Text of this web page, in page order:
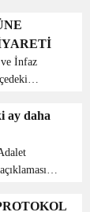
ZİYARETİ
ve İnfaz
Müdürü
Çetin
ay daha
Covid-19